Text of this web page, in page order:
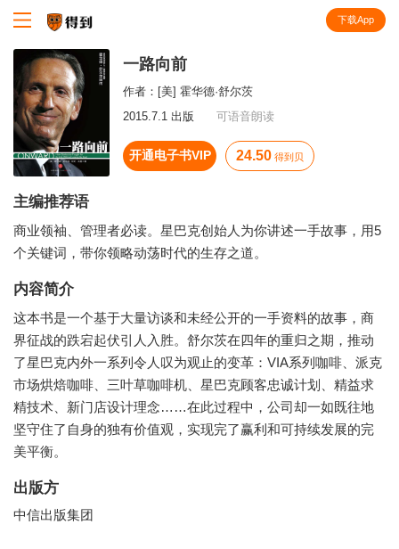
下载App
一路向前
作者： [美] 霍华德·舒尔茨
2015.7.1 出版
可语音朗读
开通电子书VIP 24.50 得到贝
主编推荐语
商业领袖、管理者必读。星巴克创始人为你讲述一手故事，用5
个关键词，带你领略动荡时代的生存之道。
内容简介
这本书是一个基于大量访谈和未经公开的一手资料的故事，商
界征战的跌宕起伏引人入胜。舒尔茨在四年的重归之期，推动
了星巴克内外一系列令人叹为观止的变革：VIA系列咖啡、派克
市场烘焙咖啡、三叶草咖啡机、星巴克顾客忠诚计划、精益求
精技术、新门店设计理念……在此过程中，公司却一如既往地
坚守住了自身的独有价值观，实现完了赢利和可持续发展的完
美平衡。
出版方
中信出版集团